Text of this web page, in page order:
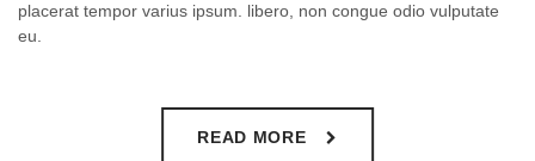
placerat tempor varius ipsum. libero, non congue odio vulputate
eu.
READ MORE